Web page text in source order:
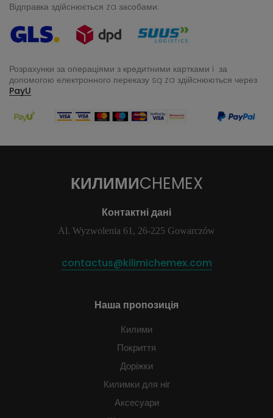
Відправка здійснюється za засобами:
Розрахунки за операціями з кредитними картками i за
допомогою електронного переказу są za здійснюються через
PayU
КИЛИМИCHEMEX
Контактні дані
Al. Wyzwolenia 61, 26-225 Gowarczów
contactus@kilimichemex.com
Наша пропозиція
Килими
Покриття
Доріжки
Килимки для ніг
Аксесуари